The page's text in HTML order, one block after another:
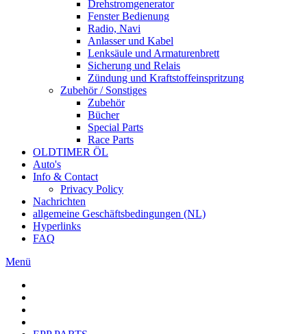
Drehstromgenerator
Fenster Bedienung
Radio, Navi
Anlasser und Kabel
Lenksäule und Armaturenbrett
Sicherung und Relais
Zündung und Kraftstoffeinspritzung
Zubehör / Sonstiges
Zubehör
Bücher
Special Parts
Race Parts
OLDTIMER ÖL
Auto's
Info & Contact
Privacy Policy
Nachrichten
allgemeine Geschäftsbedingungen (NL)
Hyperlinks
FAQ
Menü